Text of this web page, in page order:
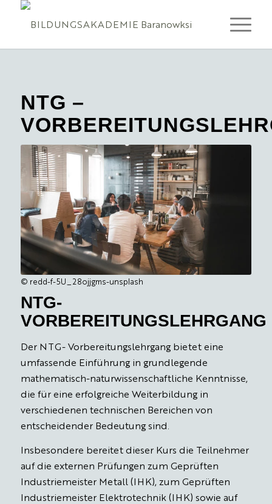
NTG –
©️ redd-f-5U_28ojjgms-unsplash
NTG-
VORBEREITUNGSLEHRGANG
Der NTG- Vorbereitungslehrgang bietet eine
umfassende Einführung in grundlegende
mathematisch-naturwissenschaftliche Kenntnisse,
die für eine erfolgreiche Weiterbildung in
verschiedenen technischen Bereichen von
entscheidender Bedeutung sind.
Insbesondere bereitet dieser Kurs die Teilnehmer
auf die externen Prüfungen zum Geprüften
Industriemeister Metall (IHK), zum Geprüften
Industriemeister Elektrotechnik (IHK) sowie auf